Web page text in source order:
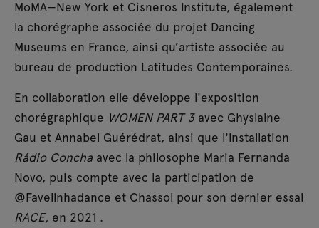
MoMA—New York et Cisneros Institute, également
la chorégraphe associée du projet Dancing
Museums en France, ainsi qu’artiste associée au
bureau de production Latitudes Contemporaines.
En collaboration elle développe l'exposition
chorégraphique WOMEN PART 3avec Ghyslaine
Gau et Annabel Guérédrat, ainsi que l'installation
Rádio Concha avec la philosophe Maria Fernanda
Novo, puis compte avec la participation de
@Favelinhadance et Chassol pour son dernier essai
RACE, en 2021 .